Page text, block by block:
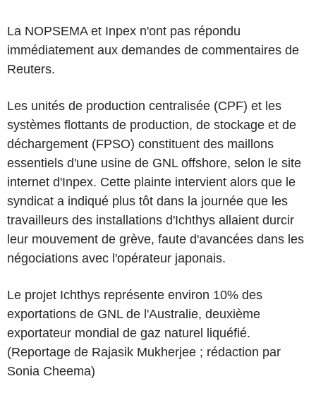
La NOPSEMA et Inpex n'ont pas répondu
immédiatement aux demandes de commentaires de
Reuters.
Les unités de production centralisée (CPF) et les
systèmes flottants de production, de stockage et de
déchargement (FPSO) constituent des maillons
essentiels d'une usine de GNL offshore, selon le site
internet d'Inpex. Cette plainte intervient alors que le
syndicat a indiqué plus tôt dans la journée que les
travailleurs des installations d'Ichthys allaient durcir
leur mouvement de grève, faute d'avancées dans les
négociations avec l'opérateur japonais.
Le projet Ichthys représente environ 10% des
exportations de GNL de l'Australie, deuxième
exportateur mondial de gaz naturel liquéfié.
(Reportage de Rajasik Mukherjee ; rédaction par
Sonia Cheema)